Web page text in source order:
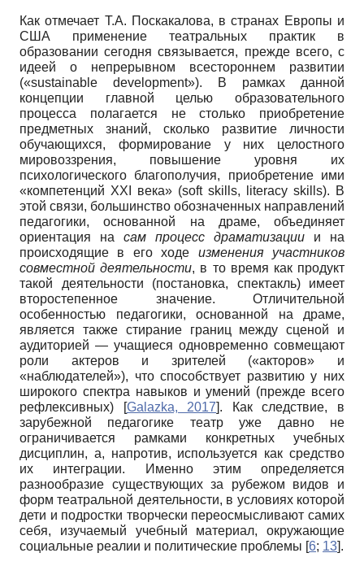
Как отмечает Т.А. Поскакалова, в странах Европы и
США применение театральных практик в
образовании сегодня связывается, прежде всего, с
идеей о непрерывном всестороннем развитии
(«sustainable development»). В рамках данной
концепции главной целью образовательного
процесса полагается не столько приобретение
предметных знаний, сколько развитие личности
обучающихся, формирование у них целостного
мировоззрения, повышение уровня их
психологического благополучия, приобретение ими
«компетенций XXI века» (soft skills, literacy skills). В
этой связи, большинство обозначенных направлений
педагогики, основанной на драме, объединяет
ориентация на сам процесс драматизации и на
происходящие в его ходе изменения участников
совместной деятельности, в то время как продукт
такой деятельности (постановка, спектакль) имеет
второстепенное значение. Отличительной
особенностью педагогики, основанной на драме,
является также стирание границ между сценой и
аудиторией — учащиеся одновременно совмещают
роли актеров и зрителей («акторов» и
«наблюдателей»), что способствует развитию у них
широкого спектра навыков и умений (прежде всего
рефлексивных)
[Galazka, 2017]. Как следствие, в
зарубежной педагогике театр уже давно не
ограничивается рамками конкретных учебных
дисциплин, а, напротив, используется как средство
их интеграции. Именно этим определяется
разнообразие существующих за рубежом видов и
форм театральной деятельности, в условиях которой
дети и подростки творчески переосмысливают самих
себя, изучаемый учебный материал, окружающие
социальные реалии и политические проблемы [6; 13].